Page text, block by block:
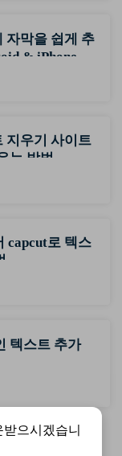
자막을 쉽게 추
& iPhone 안
지우기 사이트
는 방법
capcut로 텍스
텍스트 추가
으시겠습니